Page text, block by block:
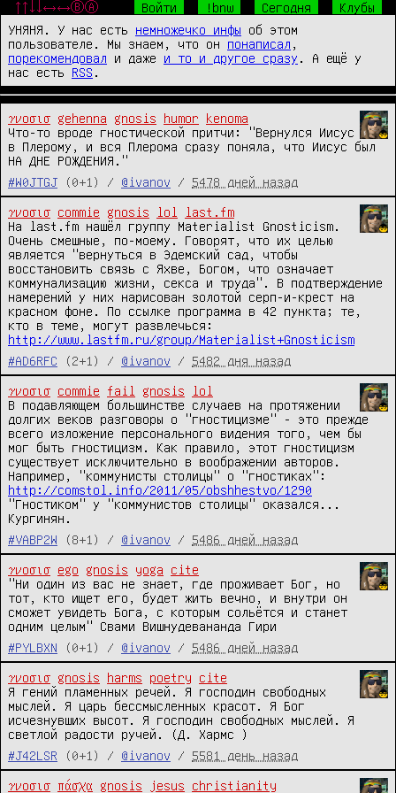
↑↑↓↓←→←→ⒷⒶ Войти !bnw Сегодня
Клубы
УНЯНЯ. У нас есть немножечко инфы об этом
пользователе. Мы знаем, что он понаписал
порекомендовал и даже и то и другое сразу . А ещё у
нас есть RSS
γνοσισ gehenna gnosis humor
kenoma
Что-то вроде гностической притчи: "Вернулся Иисус
в Плерому, и вся Плерома сразу поняла, что Иисус был
НА ДНЕ РОЖДЕНИЯ."
#W0JTGJ
(0+1) / @ivanov / 5478 дней назад
γνοσισ commie gnosis lol
last.fm
На last.fm нашёл группу Materialist Gnosticism.
Очень смешные, по-моему. Говорят, что их целью
является "вернуться в Эдемский сад, чтобы
восстановить связь с Яхве, Богом, что означает
коммунализацию жизни, секса и труда". В подтверждение
намерений у них нарисован золотой серп-и-крест на
красном фоне. По ссылке программа в 42 пункта; те,
http://www.lastfm.ru/group/Materialist+Gnosticism
#AD6RFC
(2+1) / @ivanov / 5482 дня назад
γνοσισ commie fail gnosis
lol
В подавляющем большинстве случаев на протяжении
долгих веков разговоры о "гностицизме" - это прежде
всего изложение персонального видения того, чем бы
мог быть гностицизм. Как правило, этот гностицизм
существует исключительно в воображении авторов.
http://comstol.info/2011/05/obshhestvo/1290
"Гностиком" у "коммунистов столицы" оказался...
Кургинян.
#VABP2W
(8+1) / @ivanov / 5486 дней назад
γνοσισ ego gnosis yoga
cite
"Ни один из вас не знает, где проживает Бог, но
тот, кто ищет его, будет жить вечно, и внутри он
сможет увидеть Бога, с которым сольётся и станет
одним целым" Свами Вишнудевананда Гири
#PYLBXN
(0+1) / @ivanov / 5486 дней назад
γνοσισ gnosis harms poetry
cite
Я гений пламенных речей. Я господин свободных
мыслей. Я царь бессмысленных красот. Я Бог
исчезнувших высот. Я господин свободных мыслей. Я
светлой радости ручей. (Д. Хармс )
#J42LSR
(0+1) / @ivanov / 5581 день назад
γνοσισ πάσχα gnosis jesus
christianity